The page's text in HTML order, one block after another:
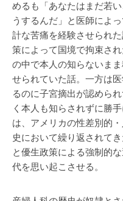
めるも「あなたはまだ若
うするんだ」と医師によ
計な苦痛を経験させられ
策によって国境で拘束さ
の中で本人の知らないま
せられていた話。一方は
るのに子宮摘出が認めら
く本人も知らされずに勝
は、アメリカの性差別的
史において繰り返されて
と優生政策による強制的
代を思い起こさせる。